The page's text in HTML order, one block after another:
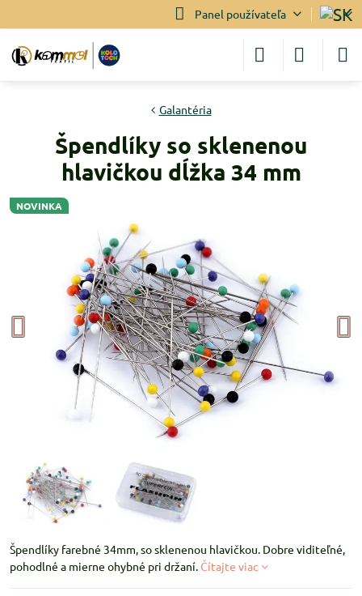
Panel používateľa
NOVINKA
Galantéria
Špendlíky so sklenenou
hlavičkou dĺžka 34 mm
Špendlíky farebné 34mm, so sklenenou hlavičkou. Dobre viditeľné,
pohodlné a mierne ohybné pri držaní. Čítajte viac